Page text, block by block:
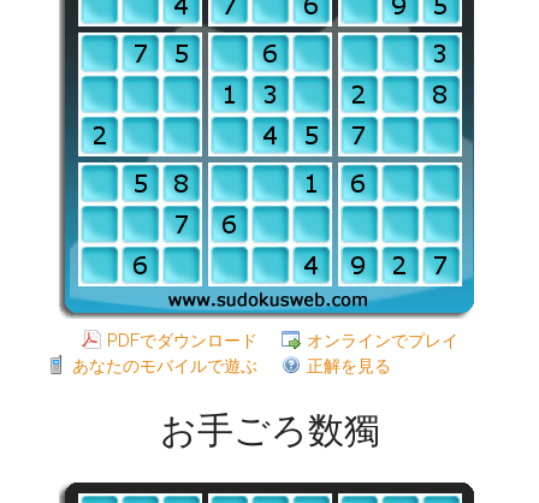
PDFでダウンロード
オンラインでプレイ
あなたのモバイルで遊ぶ
正解を見る
お手ごろ数獨